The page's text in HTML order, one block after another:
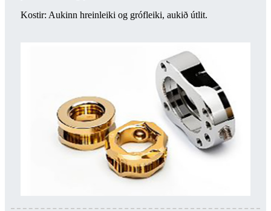
Kostir: Aukinn hreinleiki og grófleiki, aukið útlit.